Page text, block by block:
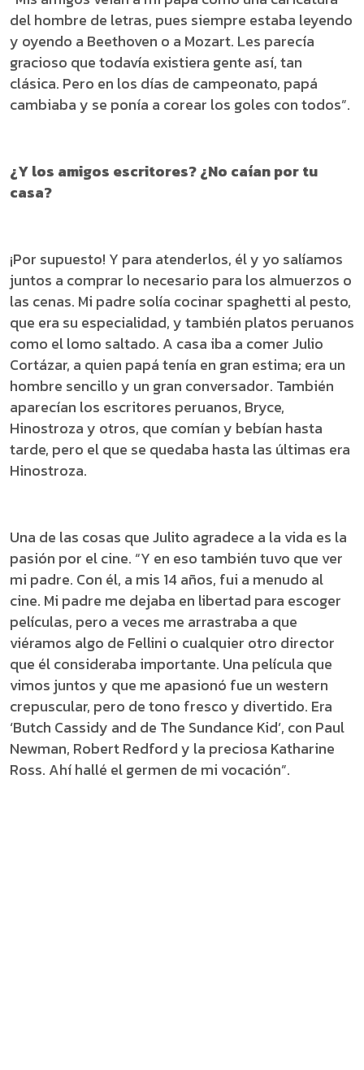
del hombre de letras, pues siempre estaba leyendo
y oyendo a Beethoven o a Mozart. Les parecía
gracioso que todavía existiera gente así, tan
clásica. Pero en los días de campeonato, papá
cambiaba y se ponía a corear los goles con todos”.
¿Y los amigos escritores? ¿No caían por tu
casa?
¡Por supuesto! Y para atenderlos, él y yo salíamos
juntos a comprar lo necesario para los almuerzos o
las cenas. Mi padre solía cocinar spaghetti al pesto,
que era su especialidad, y también platos peruanos
como el lomo saltado. A casa iba a comer Julio
Cortázar, a quien papá tenía en gran estima; era un
hombre sencillo y un gran conversador. También
aparecían los escritores peruanos, Bryce,
Hinostroza y otros, que comían y bebían hasta
tarde, pero el que se quedaba hasta las últimas era
Hinostroza.
Una de las cosas que Julito agradece a la vida es la
pasión por el cine. “Y en eso también tuvo que ver
mi padre. Con él, a mis 14 años, fui a menudo al
cine. Mi padre me dejaba en libertad para escoger
películas, pero a veces me arrastraba a que
viéramos algo de Fellini o cualquier otro director
que él consideraba importante. Una película que
vimos juntos y que me apasionó fue un western
crepuscular, pero de tono fresco y divertido. Era
‘Butch Cassidy and de The Sundance Kid’, con Paul
Newman, Robert Redford y la preciosa Katharine
Ross. Ahí hallé el germen de mi vocación”.